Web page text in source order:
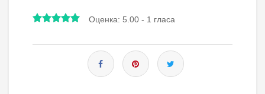
Оценка: 5.00 - 1 гласа